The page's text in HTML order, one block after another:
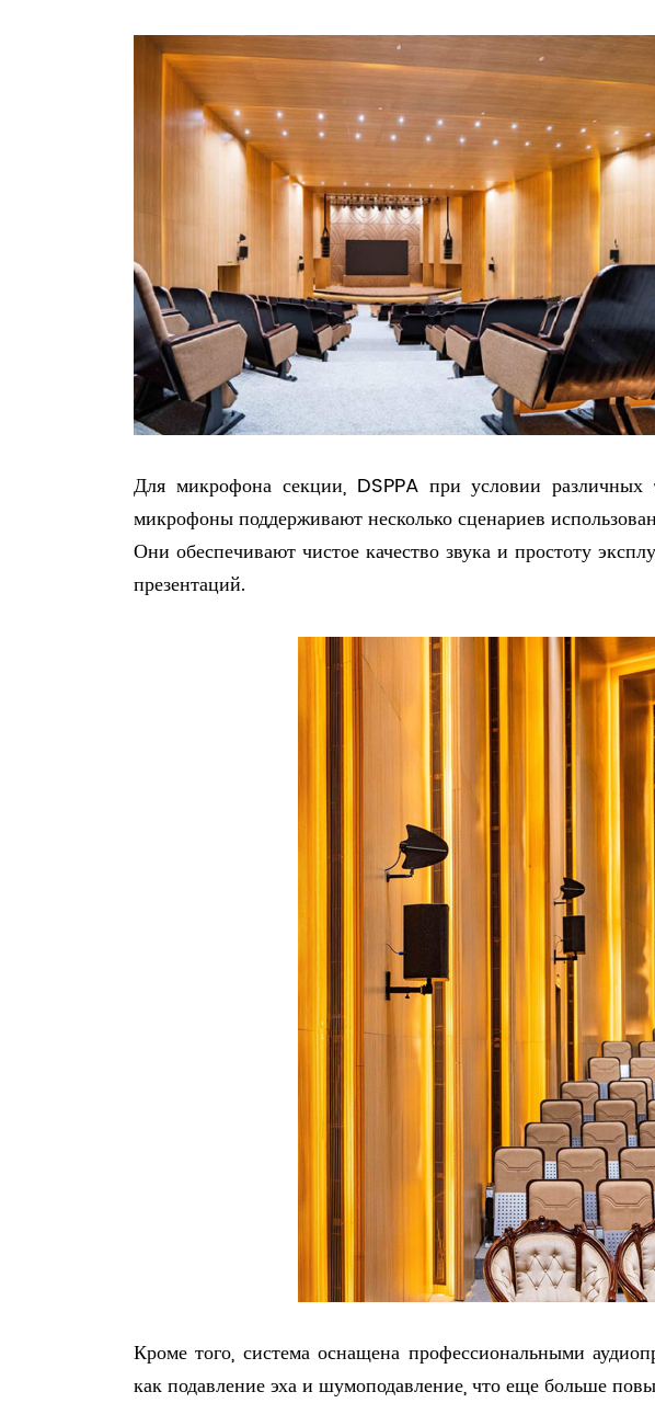
Для микрофона секции, DSPPA при условии
микрофоны поддерживают несколько сценариев
Они обеспечивают чистое качество звука и простоту
презентаций.
Кроме того, система оснащена профессиональными
как подавление эха и шумоподавление, что еще больше